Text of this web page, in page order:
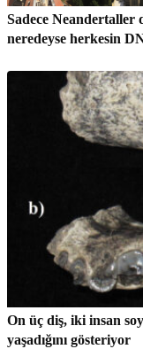
Sadece Neandertaller
neredeyse herkesin
On üç diş, iki insan
yaşadığını gösteriyor